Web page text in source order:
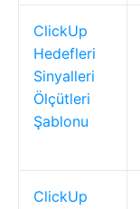
ClickUp
Hedefleri
Sinyalleri
Ölçütleri
Şablonu
ClickUp